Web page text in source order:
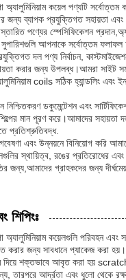
অ্যালুমিনিয়াম কয়েল পণ্যটি সর্বোত্তম
জন্য ব্যাপক প্রযুক্তিগত সহায়তা এবং
পণ্যের স্পেসিফিকেশন
সুপারিশগুলি আপনাকে সর্বোত্তম ফলাফল
দল পণ্য নির্বাচন,
করার জন্য উপলব্ধ।আমরা সাইট
coils সঠিক হ্যান্ডলিং এবং
ডকুমেন্টেশন এবং
মান পূরণ করে।আমাদের সহায়তা
প্রতিশ্রুতিবদ্ধ.
এবং উন্নয়নে বিনিয়োগ করি
স্থায়িত্ব, রঙের প্রতিরোধের
জন্য,আমাদের গ্রাহকদের জন্য
শিপিংঃ
অ্যালুমিনিয়াম কয়েলগুলি পরিবহন এবং
করার জন্য সাবধানে প্যাকেজ করা
দিয়ে শক্তভাবে আবৃত করা হয়
তারপরে আর্দ্রতা এবং ধুলো থেকে